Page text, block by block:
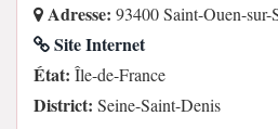
Adresse: 93400 Saint-Ouen-sur-
Site Internet
État: Île-de-France
District: Seine-Saint-Denis